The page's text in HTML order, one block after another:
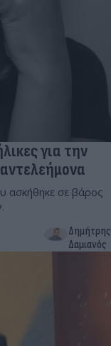
για την
ασκήθηκε σε βάρος
Δημήτρης
Δαμιανός